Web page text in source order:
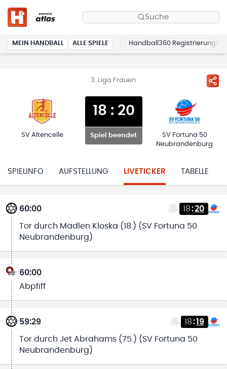
Suche
MEIN HANDBALL ALLE SPIELE Handball360 Registrierung
3. Liga Frauen
SV Altencelle
18 : 20
Spiel beendet
SV Fortuna 50
Neubrandenburg
SPIELINFO AUFSTELLUNG LIVETICKER TABELLE
60:00 18:20
Tor durch Madlen Kloska (18.) (SV Fortuna 50
Neubrandenburg)
60:00
Abpfiff
59:29 18:19
Tor durch Jet Abrahams (75.) (SV Fortuna 50
Neubrandenburg)